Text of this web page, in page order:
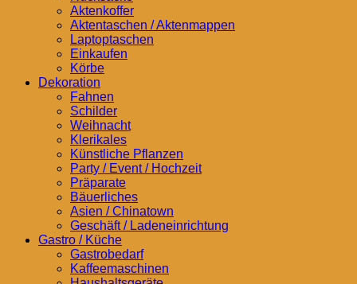
Aktenkoffer
Aktentaschen / Aktenmappen
Laptoptaschen
Einkaufen
Körbe
Dekoration
Fahnen
Schilder
Weihnacht
Klerikales
Künstliche Pflanzen
Party / Event / Hochzeit
Präparate
Bäuerliches
Asien / Chinatown
Geschäft / Ladeneinrichtung
Gastro / Küche
Gastrobedarf
Kaffeemaschinen